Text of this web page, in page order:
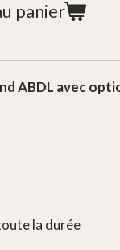
panier
ABDL avec
la durée